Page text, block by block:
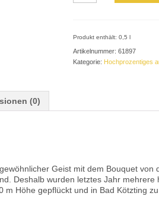
vol.
Produkt enthält: 0,5 l
Artikelnummer: 61897
Kategorie: Hochprozentiges
(0)
Geist mit dem Bouquet
Deshalb wurden letztes Jahr
Höhe gepflückt und in Bad Kötzting